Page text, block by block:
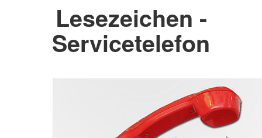
Lesezeichen -
Servicetelefon